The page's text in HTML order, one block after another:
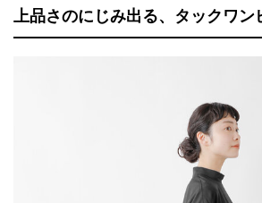
上品さのにじみ出る、タックワン